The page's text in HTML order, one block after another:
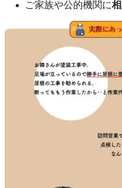
ご家族や公的機関に